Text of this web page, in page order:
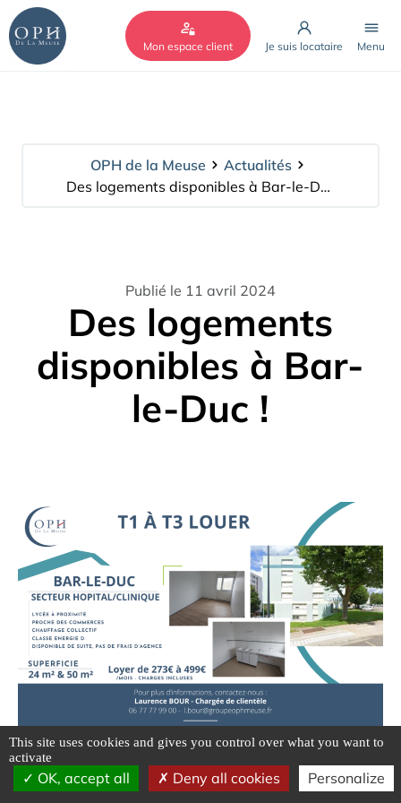
Mon espace client Je suis locataire Menu
OPH de la Meuse
Actualités
Des logements disponibles à Bar-le-Duc !
Publié le 11 avril 2024
Des logements
disponibles à Bar-
le-Duc !
Cookies management panel
This site uses cookies and gives you control over what you want to
activate
OK, accept all Deny all cookies Personalize